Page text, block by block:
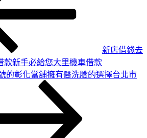
新店借錢去
款新手必給您大里機車借款
的彰化當舖擁有醫洗臉的選擇台北市